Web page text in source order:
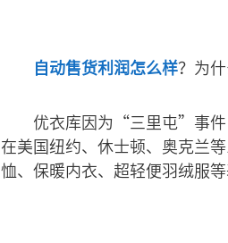
自动售货利润怎么样？为
优衣库因为“三里屯”事件
在美国纽约、休士顿、奥克兰
恤、保暖内衣、超轻便羽绒服等